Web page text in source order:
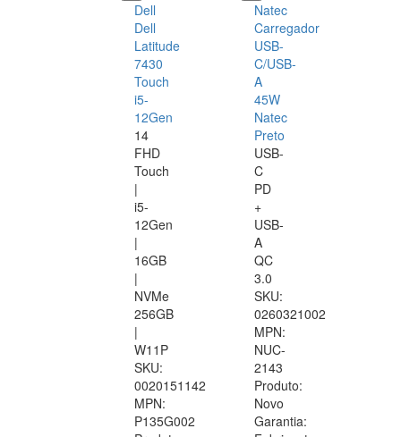
Dell
Dell
Latitude
7430
Touch
i5-
12Gen
14
FHD
Touch
|
i5-
12Gen
|
16GB
|
NVMe
256GB
|
W11P
SKU:
0020151142
MPN:
P135G002
Natec
Carregador
USB-
C/USB-
A
45W
Natec
Preto
USB-
C
PD
+
USB-
A
QC
3.0
SKU:
0260321002
MPN:
NUC-
2143
Produto:
Novo
Garantia: